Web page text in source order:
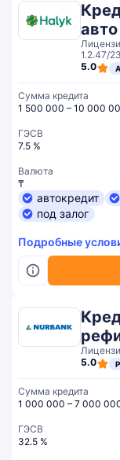
1.2.47/
5.0
Сумма кредита
1 500 000 – 10 000
ГЭСВ
7.5 %
Валюта
₸
автокредит
под залог
Подробные
5.0
Сумма кредита
1 000 000 – 7 000
ГЭСВ
32.5 %